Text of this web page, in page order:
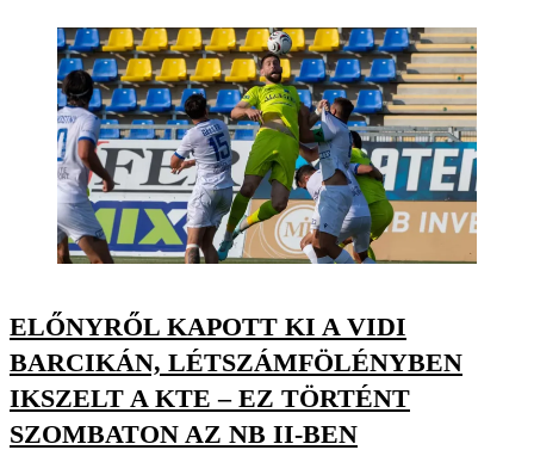
ELŐNYRŐL KAPOTT KI A VIDI
BARCIKÁN, LÉTSZÁMFÖLÉNYBEN
IKSZELT A KTE – EZ TÖRTÉNT
SZOMBATON AZ NB II-BEN